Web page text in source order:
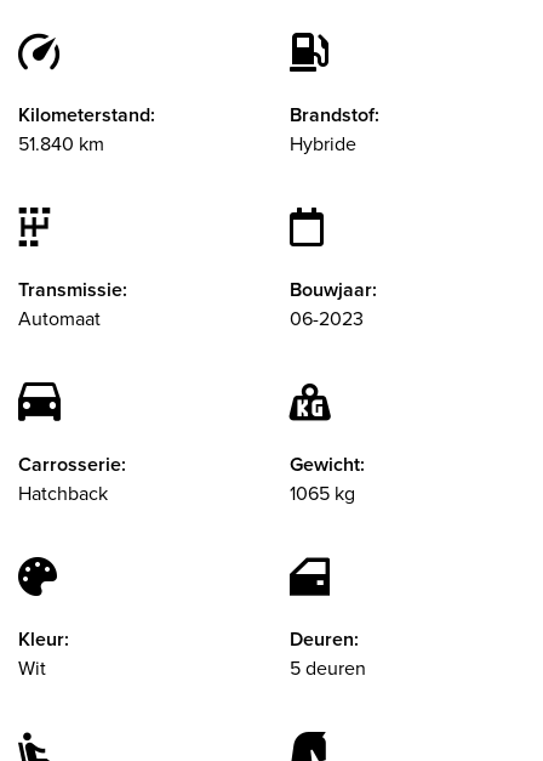
Kilometerstand:
51.840 km
Brandstof:
Hybride
Transmissie:
Automaat
Bouwjaar:
06-2023
Carrosserie:
Hatchback
Gewicht:
1065 kg
Kleur:
Wit
Deuren:
5 deuren